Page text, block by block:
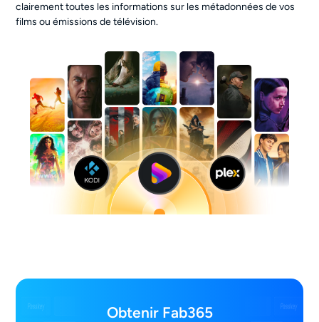
clairement toutes les informations sur les métadonnées de vos
films ou émissions de télévision.
Obtenir Fab365